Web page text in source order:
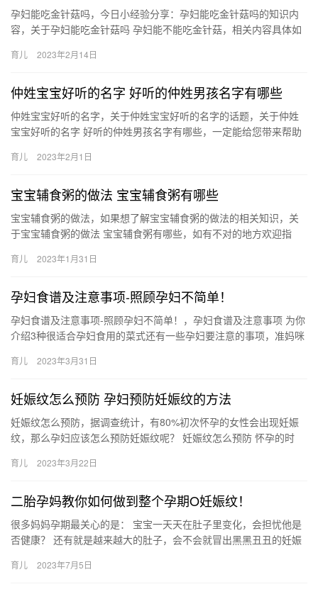
孕妇能吃金针菇吗，今日小经验分享：孕妇能吃金针菇吗的知识内
容，关于孕妇能吃金针菇吗 孕妇能不能吃金针菇，相关内容具体如
能…
育儿 2023年2月14日
仲姓宝宝好听的名字 好听的仲姓男孩名字有哪些
仲姓宝宝好听的名字，关于仲姓宝宝好听的名字的话题，关于仲姓
宝宝好听的名字 好听的仲姓男孩名字有哪些，一定能给您带来帮助
育儿 2023年2月1日
宝宝辅食粥的做法 宝宝辅食粥有哪些
宝宝辅食粥的做法，如果想了解宝宝辅食粥的做法的相关知识，关
于宝宝辅食粥的做法 宝宝辅食粥有哪些，如有不对的地方欢迎指
辅…
育儿 2023年1月31日
孕妇食谱及注意事项-照顾孕妇不简单！
孕妇食谱及注意事项-照顾孕妇不简单！，孕妇食谱及注意事项 为你
介绍3种很适合孕妇食用的菜式还有一些孕妇要注意的事项，准妈咪
育儿 2023年3月31日
妊娠纹怎么预防 孕妇预防妊娠纹的方法
妊娠纹怎么预防，据调查统计，有80%初次怀孕的女性会出现妊娠
纹，那么孕妇应该怎么预防妊娠纹呢？ 妊娠纹怎么预防 怀孕的时
出…
育儿 2023年3月22日
二胎孕妈教你如何做到整个孕期O妊娠纹！
很多妈妈孕期最关心的是： 宝宝一天天在肚子里变化，会担忧他是
否健康？ 还有就是越来越大的肚子，会不会就冒出黑黑丑丑的妊娠
育儿 2023年7月5日